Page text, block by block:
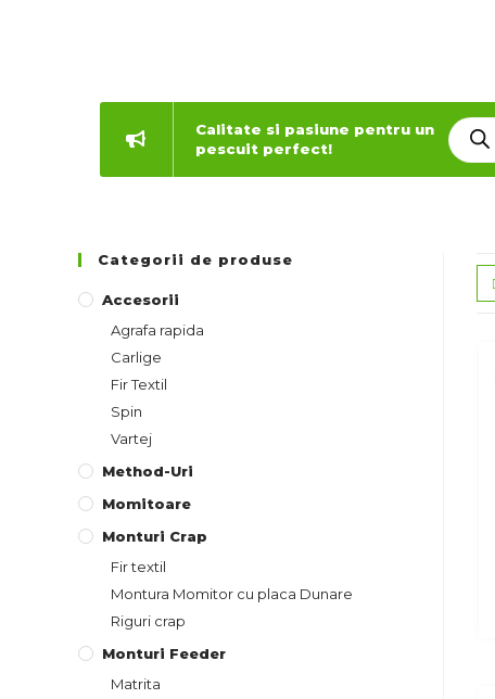
Calitate si pasiune pentru un
pescuit perfect!
Categorii de produse
Accesorii
Agrafa rapida
Carlige
Fir Textil
Spin
Vartej
Method-Uri
Momitoare
Monturi Crap
Fir textil
Montura Momitor cu placa Dunare
Riguri crap
Monturi Feeder
Matrita